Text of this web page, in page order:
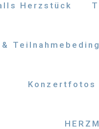
Herzstück
Konzertfotos